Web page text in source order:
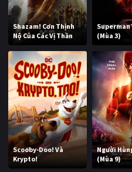
Shazam! Cơn Thịnh
Nộ Của Các Vị Thần
Superman
(Mùa 3)
Scooby-Doo! Và
Krypto!
Người
(Mùa 9)